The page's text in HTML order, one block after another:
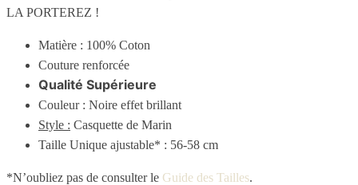
LA PORTEREZ !
Matière : 100% Coton
Couture renforcée
Qualité Supérieure
Couleur : Noire effet brillant
Style : Casquette de Marin
Taille Unique ajustable* : 56-58 cm
*N’oubliez pas de consulter le Guide des Tailles.